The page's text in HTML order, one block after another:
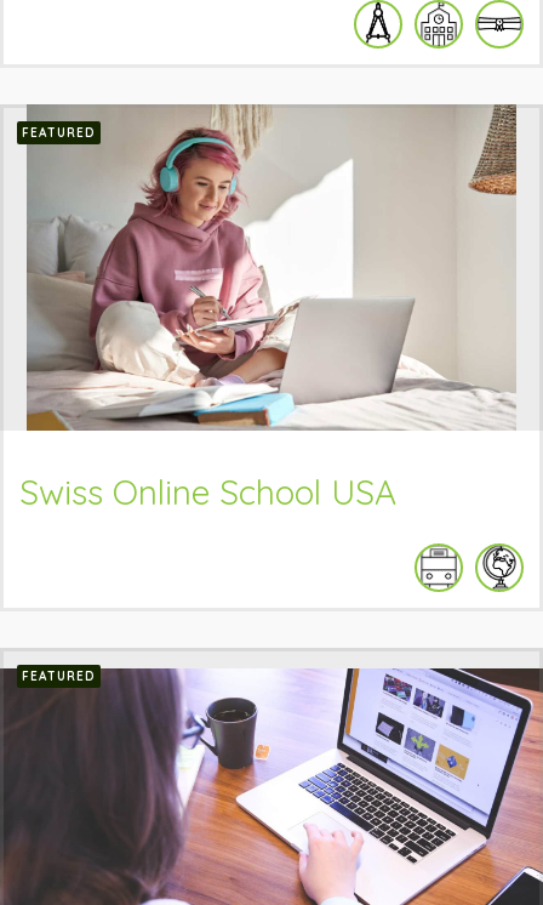
FEATURED
Swiss Online School USA
FEATURED